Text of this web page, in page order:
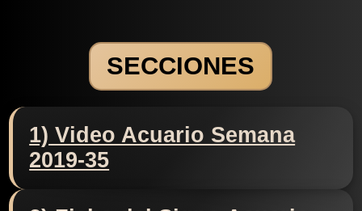
SECCIONES
1) Video Acuario Semana
2019-35